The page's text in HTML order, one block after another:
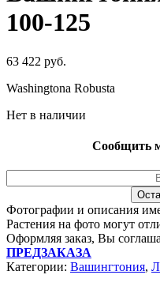
100-125
63 422 руб.
Washingtona Robusta
Нет в наличии
Сообщить
Фотографии и описания
Растения на фото могут
Оформляя заказ, Вы
ПРЕДЗАКАЗА
Категории: Вашингтония,